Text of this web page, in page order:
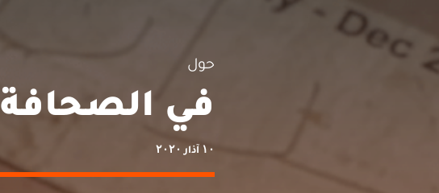
حول
في الصحافة
١٠ آذار ٢٠٢٠